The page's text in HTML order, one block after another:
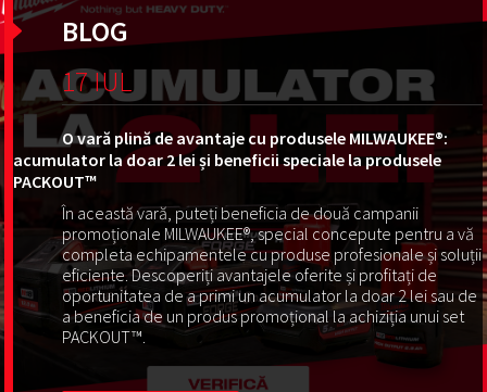
BLOG
17 IUL
O vară plină de avantaje cu produsele MILWAUKEE®:
acumulator la doar 2 lei și beneficii speciale la produsele
PACKOUT™
În această vară, puteți beneficia de două campanii
promoționale MILWAUKEE®, special concepute pentru a vă
completa echipamentele cu produse profesionale și soluții
eficiente. Descoperiți avantajele oferite și profitați de
oportunitatea de a primi un acumulator la doar 2 lei sau de
a beneficia de un produs promoțional la achiziția unui set
PACKOUT™.